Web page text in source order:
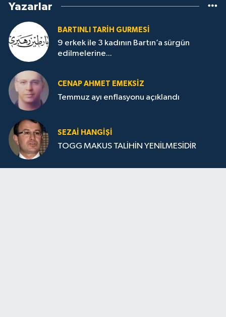
Yazarlar
BARTINLI TARIH GURMESI
9 erkek ile 3 kadının Bartın’a sürgün
edilmelerine...
CENAP AHMET EMEKSİZ
Temmuz ayı enflasyonu açıklandı
SEZAI HANGİŞİ
TOGG MAKUS TALİHİN YENİLMESİDİR